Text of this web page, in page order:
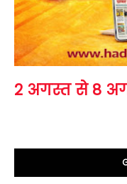
2 अगस्त से 8